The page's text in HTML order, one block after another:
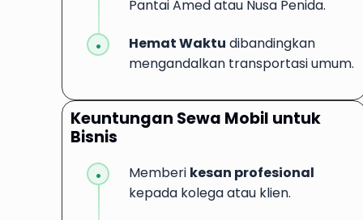
Pantai Amed atau Nusa Penida.
Hemat Waktu dibandingkan
mengandalkan transportasi umum.
Keuntungan Sewa Mobil untuk
Bisnis
Memberi kesan profesional
kepada kolega atau klien.